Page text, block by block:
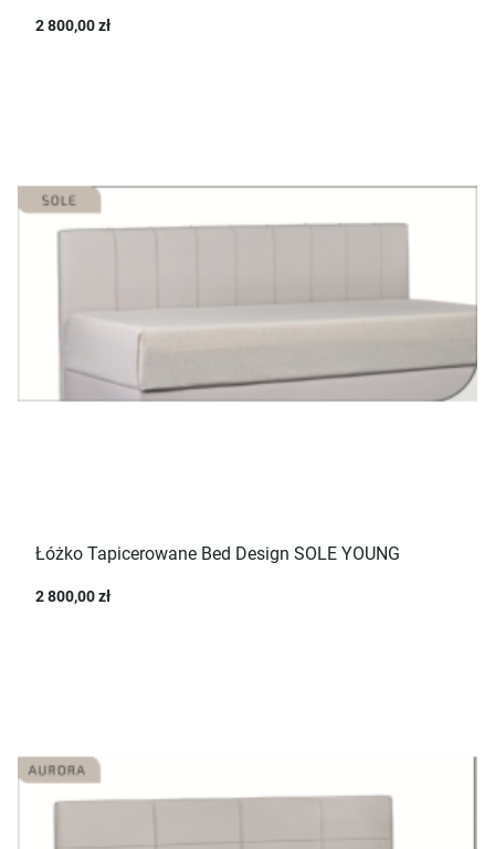
2 800,00 zł
Łóżko Tapicerowane Bed Design SOLE YOUNG
2 800,00 zł